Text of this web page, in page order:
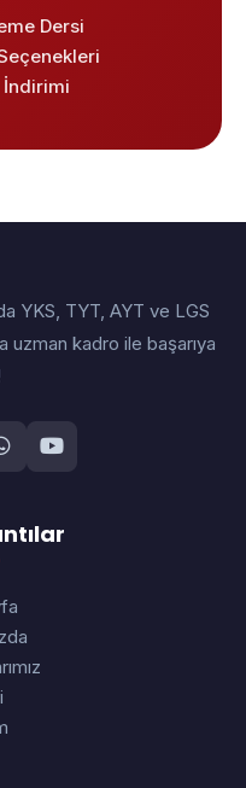
Dersi
İndirimi
YKS, TYT, AYT ve LGS
uzman kadro ile başarıya